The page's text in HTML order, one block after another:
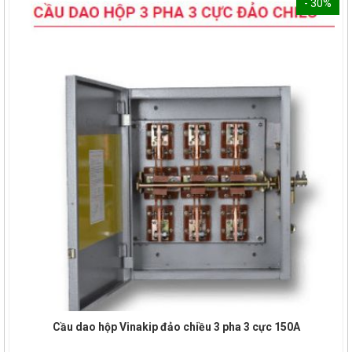
- 30%
Cầu dao hộp Vinakip đảo chiều 3 pha 3 cực 150A